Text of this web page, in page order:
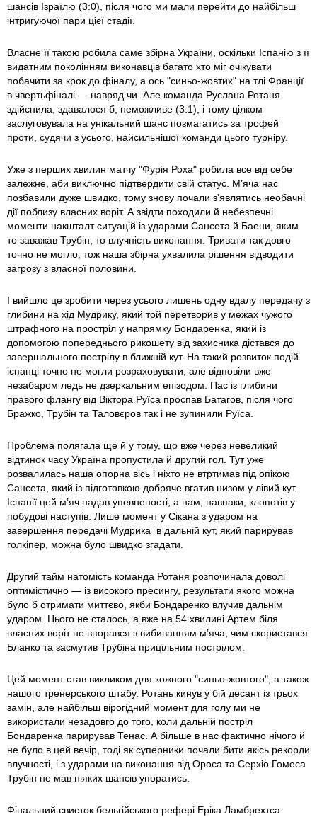
шансів Ізраїлю (3:0), після чого ми мали перейти до найбільш
інтригуючої пари цієї стадії.
Власне її такою робила саме збірна України, оскільки Іспанію з її
видатним поколінням виконавців багато хто міг очікувати
побачити за крок до фіналу, а ось "синьо-жовтих" на тлі Франції
в чвертьфіналі — навряд чи. Але команда Руслана Ротаня
здійснила, здавалося б, неможливе (3:1), і тому цілком
заслуговувала на унікальний шанс позмагатись за трофей
проти, судячи з усього, найсильнішої команди цього турніру.
Уже з перших хвилин матчу "Фурія Роха" робила все від себе
залежне, аби виключно підтвердити свій статус. М’яча нас
позбавили дуже швидко, тому знову почали з’являтись необачні
дії поблизу власних воріт. А звідти походили й небезпечні
моменти накшталт ситуацій із ударами Сансета й Баени, яким
то заважав Трубін, то влучність виконання. Тривати так довго
точно не могло, тож наша збірна ухвалила рішення відводити
загрозу з власної половини.
І вийшло це зробити через усього лишень одну вдалу передачу з
глибини на хід Мудрику, який той перетворив у межах чужого
штрафного на простріл у напрямку Бондаренка, який із
допомогою попереднього рикошету від захисника дістався до
завершального пострілу в ближній кут. На такий розвиток подій
іспанці точно не могли розраховувати, але відповіли вже
незабаром ледь не дзеркальним епізодом. Пас із глибини
правого флангу від Віктора Руїса проспав Батагов, після чого
Бражко, Трубін та Таловєров так і не зупинили Руїса.
Проблема полягала ще й у тому, що вже через невеликий
відтинок часу Україна пропустила й другий гол. Тут уже
розвалилась наша опорна вісь і ніхто не втртимав під опікою
Сансета, який із підготовкою добряче вгатив низом у лівий кут.
Іспанії цей м’яч надав упевненості, а нам, навпаки, клопотів у
побудові наступів. Лише момент у Сікана з ударом на
завершення передачі Мудрика в дальній кут, який парирував
голкіпер, можна було швидко згадати.
Другий тайм натомість команда Ротаня розпочинала доволі
оптимістично — із високого пресингу, результати якого можна
було б отримати миттєво, якби Бондаренко влучив дальнім
ударом. Цього не сталось, а вже на 54 хвилині Артем біля
власних воріт не впорався з вибиванням м’яча, чим скористався
Бланко та засмутив Трубіна прицільним пострілом.
Цей момент став викликом для кожного "синьо-жовтого", а також
нашого тренерського штабу. Ротань кинув у бій десант із трьох
замін, але найбільш вірогідний момент для голу ми не
використали незадовго до того, коли дальній постріл
Бондаренка парирував Тенас. А більше в нас фактично нічого й
не було в цей вечір, тоді як суперники почали бити якісь рекорди
влучності, і з ударами на виконання від Ороса та Серхіо Гомеса
Трубін не мав ніяких шансів упоратись.
Фінальний свисток бельгійського рефері Еріка Ламбрехтса